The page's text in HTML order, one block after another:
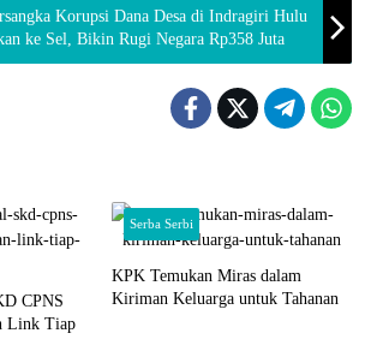
Korupsi Dana Desa di Indragiri Hulu
ke Sel, Bikin Rugi Negara Rp358 Juta
CPNS
Link Tiap
Serba Serbi
KPK Temukan Miras dalam
Kiriman Keluarga untuk Tahanan